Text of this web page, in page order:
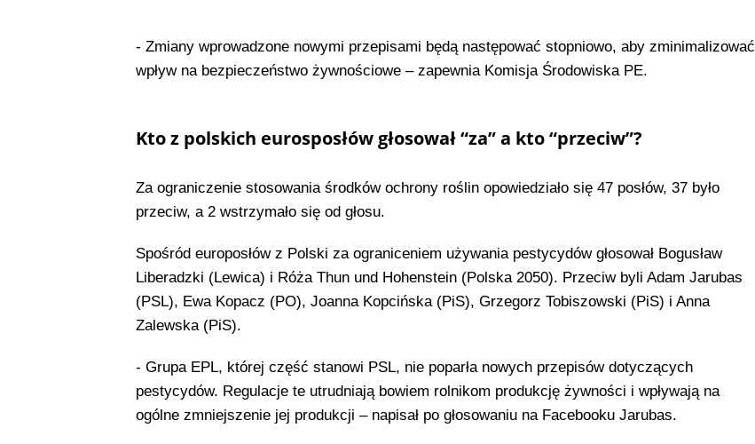
- Zmiany wprowadzone nowymi przepisami będą następować stopniowo, aby zminimalizować
wpływ na bezpieczeństwo żywnościowe – zapewnia Komisja Środowiska PE.
Kto z polskich eurosposłów głosował “za” a kto “przeciw”?
Za ograniczenie stosowania środków ochrony roślin opowiedziało się 47 posłów, 37 było
przeciw, a 2 wstrzymało się od głosu.
Spośród europosłów z Polski za ograniceniem używania pestycydów głosował Bogusław
Liberadzki (Lewica) i Róża Thun und Hohenstein (Polska 2050). Przeciw byli Adam Jarubas
(PSL), Ewa Kopacz (PO), Joanna Kopcińska (PiS), Grzegorz Tobiszowski (PiS) i Anna
Zalewska (PiS).
- Grupa EPL, której część stanowi PSL, nie poparła nowych przepisów dotyczących
pestycydów. Regulacje te utrudniają bowiem rolnikom produkcję żywności i wpływają na
ogólne zmniejszenie jej produkcji – napisał po głosowaniu na Facebooku Jarubas.